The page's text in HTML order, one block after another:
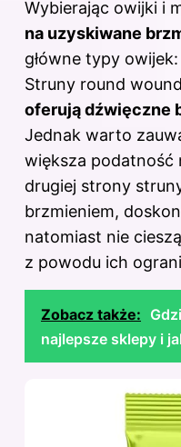
Wybierając owijki i
na uzyskiwane
główne typy
Struny round
oferują dźwięczne
Jednak warto
większa podatność
drugiej strony
brzmieniem,
natomiast nie
z powodu ich
Zobacz także:
najlepsze sklepy i